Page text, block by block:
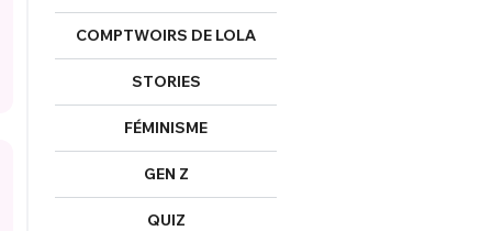
COMPTWOIRS DE LOLA
STORIES
FÉMINISME
GEN Z
QUIZ